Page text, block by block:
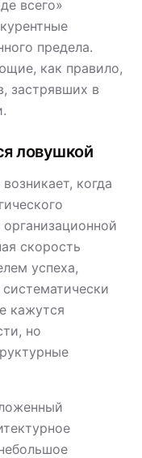
всего»
предела.
как правило,
застрявших в
ловушкой
когда
скорость
успеха,
систематически
кажутся
но